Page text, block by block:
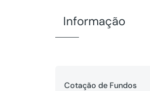
Informação
Cotação de Fundos